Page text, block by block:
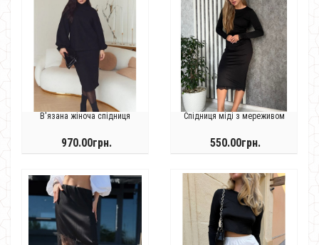
В'язана жіноча спідниця
970.00грн.
Спідниця міді з мереживом
550.00грн.